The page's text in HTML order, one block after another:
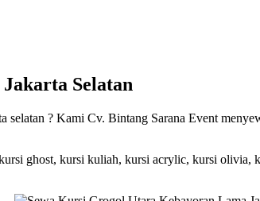
Selatan
selatan ? Kami Cv. Bintang Sarana Event
ghost, kursi kuliah, kursi acrylic, kursi olivia,